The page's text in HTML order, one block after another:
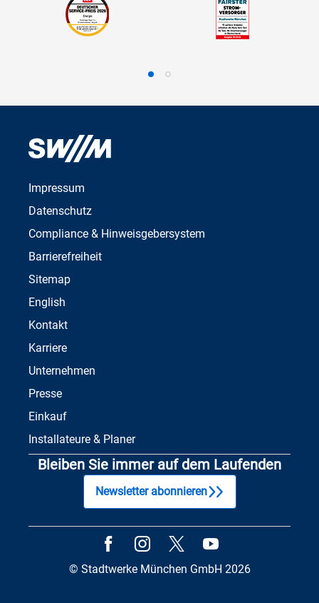
Impressum
Datenschutz
Compliance & Hinweisgebersystem
Barrierefreiheit
Sitemap
English
Kontakt
Karriere
Unternehmen
Presse
Einkauf
Installateure & Planer